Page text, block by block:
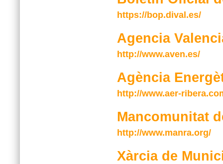
https://bop.dival.es/
Agencia
http://www.aven.es/
Agència
http://www.aer-
Mancomunitat
http://www.manra.org/
Xàrcia de